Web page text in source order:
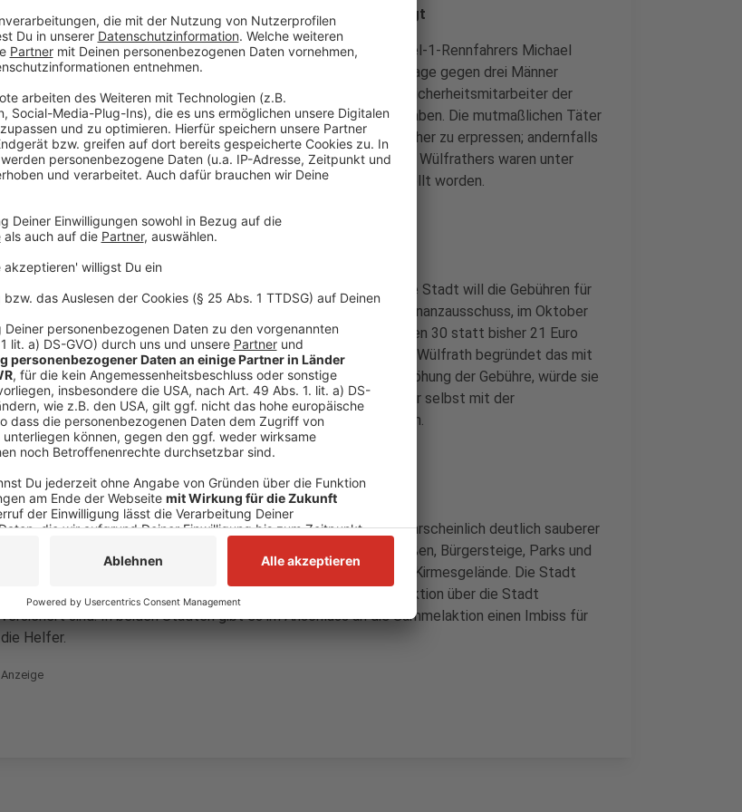
Wülfrather im Erpressungsfall Michael Schumacher angeklagt
Im Fall der versuchten Erpressung der Familie des früheren Formel-1-Rennfahrers Michael
Schumacher hat die Wuppertaler Staatsanwaltschaft heute Anklage gegen drei Männer
erhoben. Unter anderem gegen einen Wülfrather. Der ehemalige Sicherheitsmitarbeiter der
Familie soll private Aufnahmen für die Erpressung beigesteuert haben. Die mutmaßlichen Täter
sollen versucht haben, 15 Millionen Euro von der Familie Schumacher zu erpressen; andernfalls
würden sie Daten im Darknet veröffentlichen. Bei Festnahme des Wülfrathers waren unter
anderem Festplatten, USB-Sticks und Mobiltelefone sichergestellt worden.
Für Dauerparker wird es in Wülfrath wahrscheinlich bald teurer. Die Stadt will die Gebühren für
die Parkvignetten erhöhen. Heute ist das Thema im Haupt- und Finanzausschuss, im Oktober
entscheidet der Rat darüber. Ab Januar sollen die Monatsvignetten 30 statt bisher 21 Euro
kosten, die Jahresvignetten 250 statt bisher 223 Euro. Die Stadt Wülfrath begründet das mit
gestiegenen Kosten und ihrer schwierigen Finanzlage. Mit der Erhöhung der Gebühre, würde sie
pro Jahr rund 15.000 Euro mehr einnehmen. Dauerparken wäre aber selbst mit der
Preissteigerung noch deutlich günster, als in umliegenden Städten.
Dreck-Weg-Tag in Hilden und Haan am Samstag
Nach dem kommenden Wochenende werden Hilden und Haan wahrscheinlich deutlich sauberer
aussehen. Am Samstag ist Dreck-Weg-Tag beiden Städten. Straßen, Bürgersteige, Parks und
Grünflächen werden von Müll befreit. In Haan etwa auch auf dem Kirmesgelände. Die Stadt
bittet hier um Anmeldung, weil Teilnehmer während der Sammelaktion über die Stadt
versichert sind. In beiden Städten gibt es im Anschluss an die Sammelaktion einen Imbiss für
die Helfer.
Anzeige